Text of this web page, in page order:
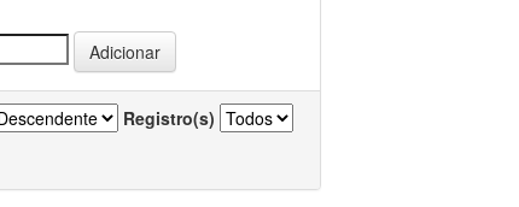
Registro(s)